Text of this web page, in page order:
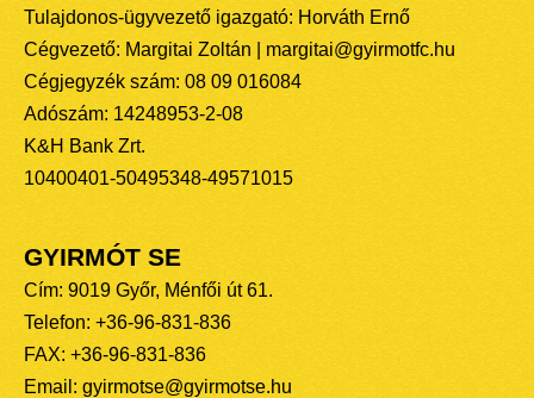
Tulajdonos-ügyvezető igazgató: Horváth Ernő
Cégvezető: Margitai Zoltán | margitai@gyirmotfc.hu
Cégjegyzék szám: 08 09 016084
Adószám: 14248953-2-08
K&H Bank Zrt.
10400401-50495348-49571015
GYIRMÓT SE
Cím: 9019 Győr, Ménfői út 61.
Telefon: +36-96-831-836
FAX: +36-96-831-836
Email: gyirmotse@gyirmotse.hu